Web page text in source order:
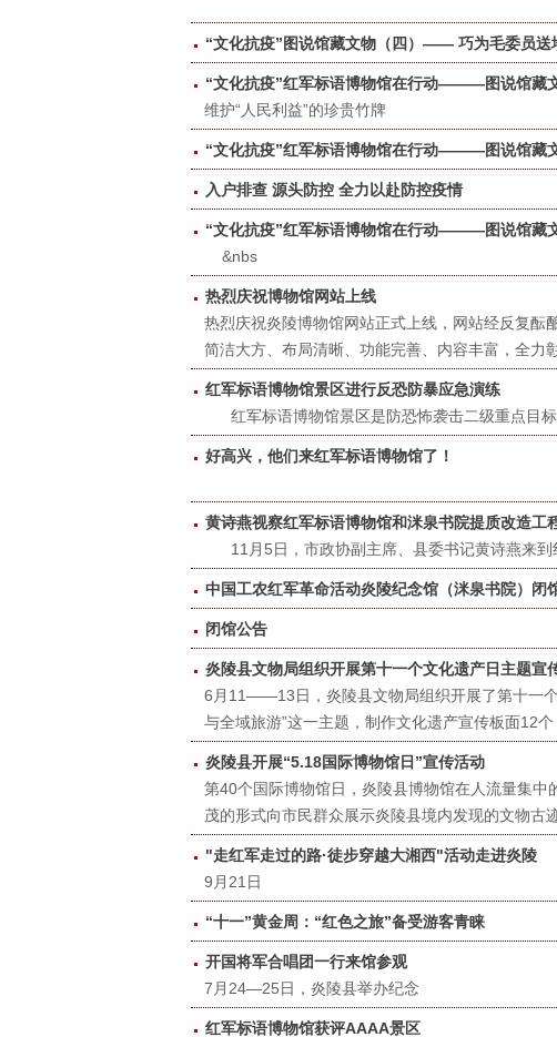
“文化抗疫”图说馆藏文物（四）—— 巧为毛委员送
​“文化抗疫”红军标语博物馆在行动———图说馆藏文
维护“人民利益”的珍贵竹牌
“文化抗疫”红军标语博物馆在行动———图说馆藏文
​入户排查 源头防控 全力以赴防控疫情
“文化抗疫”红军标语博物馆在行动———图说馆藏文
&nbs
热烈庆祝博物馆网站上线
热烈庆祝炎陵博物馆网站正式上线，网站经反复
简洁大方、布局清晰、功能完善、内容丰富，全力
红军标语博物馆景区进行反恐防暴应急演练
红军标语博物馆景区是防恐怖袭击二级重点目
好高兴，他们来红军标语博物馆了！
黄诗燕视察红军标语博物馆和洣泉书院提质改造工
​11月5日，市政协副主席、县委书记黄诗燕来到
中国工农红军革命活动炎陵纪念馆（洣泉书院）闭
闭馆公告
炎陵县文物局组织开展第十一个文化遗产日主题宣
6月11——13日，炎陵县文物局组织开展了第十一
与全域旅游”这一主题，制作文化遗产宣传板面12
炎陵县开展“5.18国际博物馆日”宣传活动
第40个国际博物馆日，炎陵县博物馆在人流量集中
茂的形式向市民群众展示炎陵县境内发现的文物
"走红军走过的路·徒步穿越大湘西"活动走进炎陵
9月21日
“十一”黄金周：“红色之旅”备受游客青睐
开国将军合唱团一行来馆参观
​7月24—25日，炎陵县举办纪念
红军标语博物馆获评AAAA景区